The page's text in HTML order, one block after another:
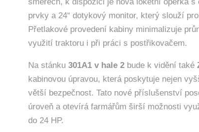
prvky a 24“ dotykový monitor, který slouží
Přetlakové provedení kabiny minimalizuje
využití traktoru i při práci s postřikovačem.
Na stánku 301A1 v hale 2 bude k vidění také
kabinovou úpravou, která poskytuje nejen
větší bezpečnost. Tato nové příslušenství
úroveň a otevírá farmářům širší možnosti
do 24 HP.